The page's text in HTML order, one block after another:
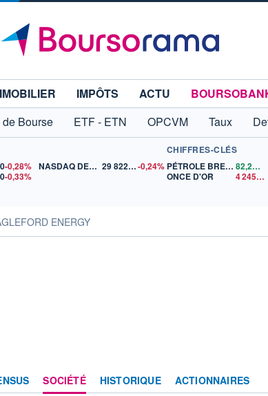
IMPÔTS ACTU
Bourse ETF - ETN OPCVM Taux
-0,28%
-0,33%
NASDAQ DEC26 29 822,75-0,24%
CHIFFRES-CLÉS
PÉTROLE BRENT
82,28
ONCE D'OR
4 245,39
ENERGY
SOCIÉTÉ HISTORIQUE ACTIONNAIRES